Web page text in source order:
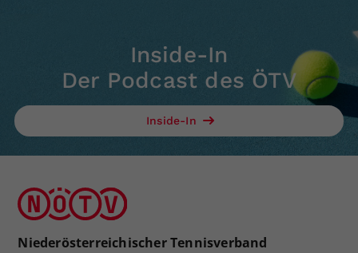
Inside-In
Der Podcast des ÖTV
Inside-In
Niederösterreichischer Tennisverband